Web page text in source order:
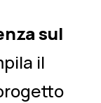
sul
il